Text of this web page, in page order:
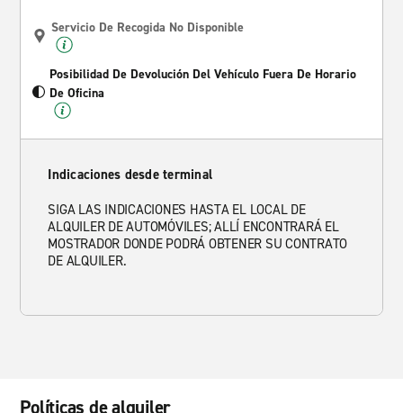
Servicio De Recogida No Disponible
Posibilidad De Devolución Del Vehículo Fuera De Horario
De Oficina
Indicaciones desde terminal
SIGA LAS INDICACIONES HASTA EL LOCAL DE
ALQUILER DE AUTOMÓVILES; ALLÍ ENCONTRARÁ EL
MOSTRADOR DONDE PODRÁ OBTENER SU CONTRATO
DE ALQUILER.
Políticas de alquiler